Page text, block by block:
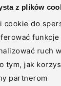
z plików
cookie do
funkcje
ruch
tym, jak
partnerom